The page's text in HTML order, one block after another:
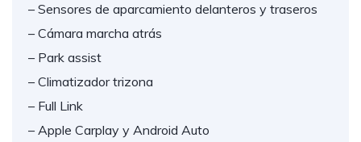
– Sensores de aparcamiento delanteros y traseros
– Cámara marcha atrás
– Park assist
– Climatizador trizona
– Full Link
– Apple Carplay y Android Auto